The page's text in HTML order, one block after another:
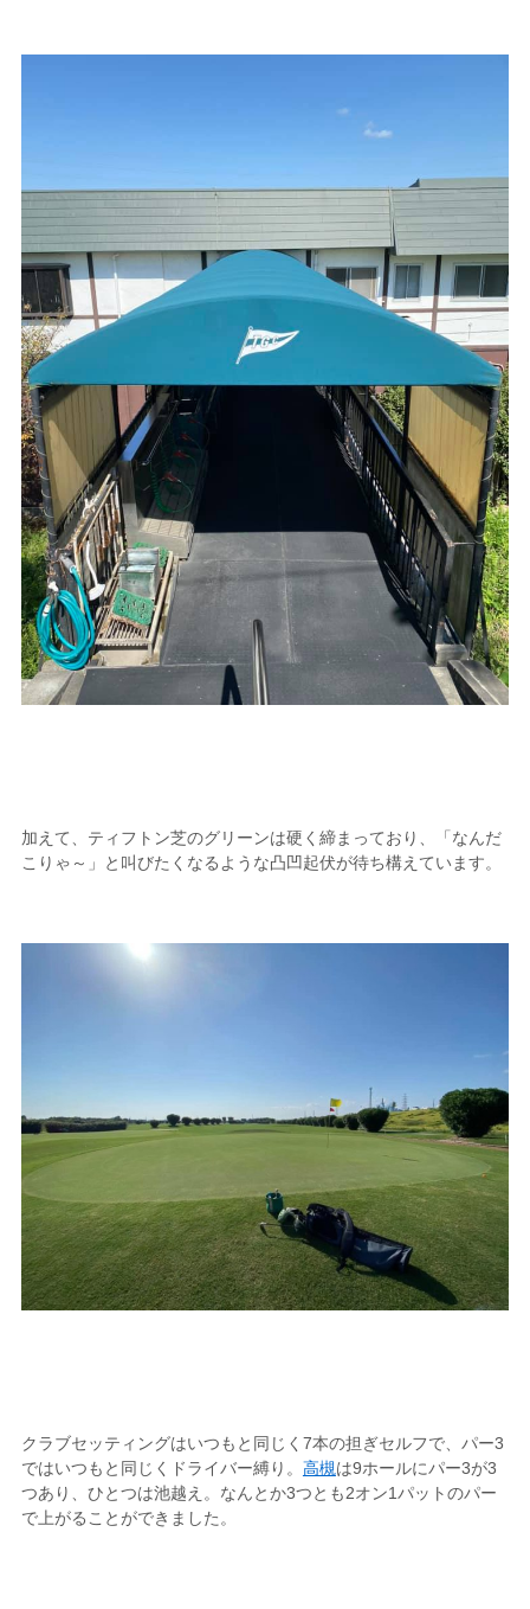
加えて、ティフトン芝のグリーンは硬く締まっており、「なんだ
こりゃ～」と叫びたくなるような凸凹起伏が待ち構えています。
クラブセッティングはいつもと同じく7本の担ぎセルフで、パー3
ではいつもと同じくドライバー縛り。 高槻は9ホールにパー3が3
つあり、ひとつは池越え。なんとか3つとも2オン1パットのパー
で上がることができました。